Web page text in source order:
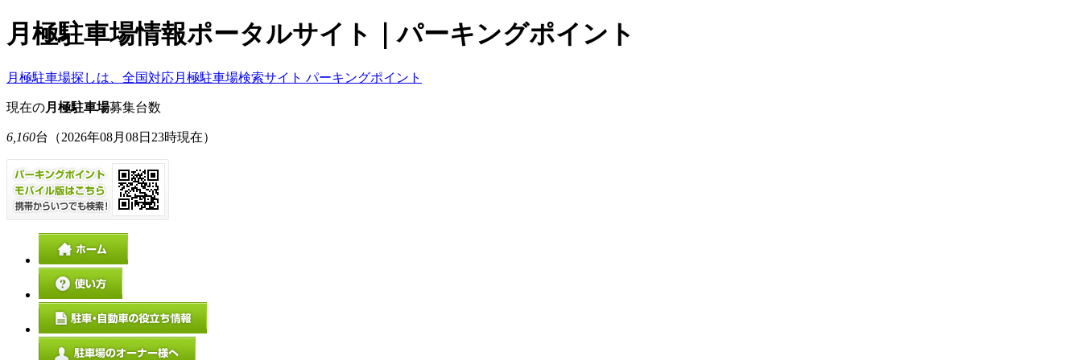
月極駐車場情報ポータルサイト｜パーキングポイント
月極駐車場探しは、全国対応月極駐車場検索サイト パーキングポイント
現在の月極駐車場募集台数
6,160台 （2026年08月08日23時現在）